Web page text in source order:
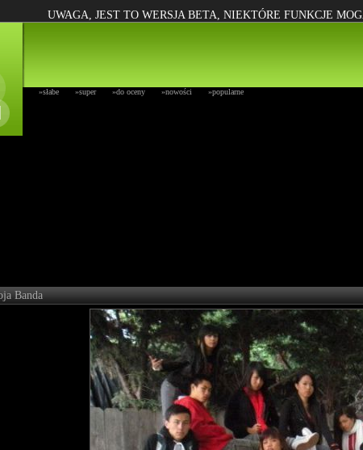
UWAGA, JEST TO WERSJA BETA, NIEKTÓRE FUNKCJE
»słabe »super »do oceny »nowości »popularne
Banda